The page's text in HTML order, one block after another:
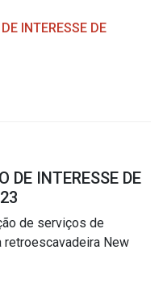
INTERESSE DE
DE INTERESSE DE
de serviços de
retroescavadeira New